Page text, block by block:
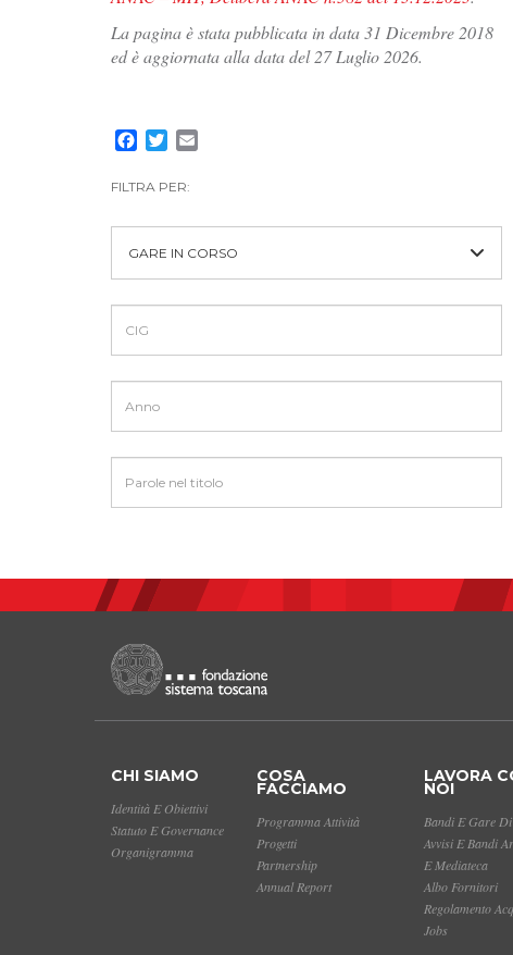
La pagina è stata pubblicata in data 31 Dicembre 2018
ed è aggiornata alla data del 27 Luglio 2026.
Facebook
Twitter
FILTRA PER:
GARE IN CORSO
CHI SIAMO
Identità E Obiettivi
Statuto E Governance
Organigramma
COSA
FACCIAMO
Programma Attività
Progetti
Partnership
Annual Report
LAVORA
NOI
Bandi E Gare
Avvisi E Bandi
E Mediateca
Albo Fornitori
Regolamento
Jobs